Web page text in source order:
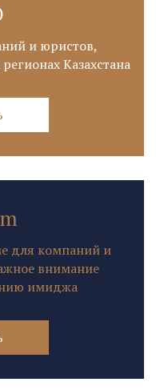
и юристов,
Казахстана
для компаний и
внимание
имиджа